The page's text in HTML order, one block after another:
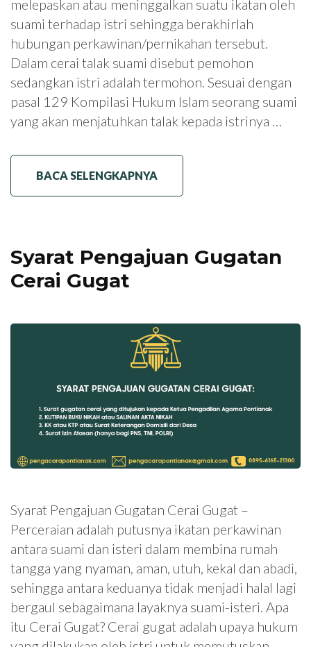
melepaskan atau meninggalkan suatu ikatan oleh
suami terhadap istri sehingga berakhirlah
hubungan perkawinan/pernikahan tersebut.
Dalam cerai talak suami disebut pemohon
sedangkan istri adalah termohon. Sesuai dengan
pasal 129 Kompilasi Hukum Islam seorang suami
yang akan menjatuhkan talak kepada istrinya …
BACA SELENGKAPNYA
Syarat Pengajuan Gugatan
Cerai Gugat
Syarat Pengajuan Gugatan Cerai Gugat –
Perceraian adalah putusnya ikatan perkawinan
antara suami dan isteri dalam membina rumah
tangga yang nyaman, aman, utuh, kekal dan abadi,
sehingga antara keduanya tidak menjadi halal lagi
bergaul sebagaimana layaknya suami-isteri. Apa
itu Cerai Gugat? Cerai gugat adalah upaya hukum